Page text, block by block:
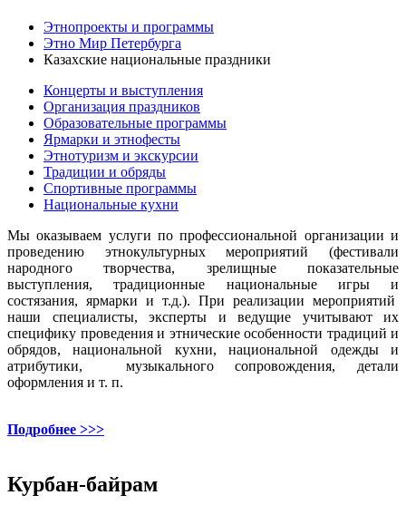
Этнопроекты и программы
Этно Мир Петербурга
Казахские национальные праздники
Концерты и выступления
Организация праздников
Образовательные программы
Ярмарки и этнофесты
Этнотуризм и экскурсии
Традиции и обряды
Спортивные программы
Национальные кухни
Мы оказываем услуги по профессиональной организации и
проведению этнокультурных мероприятий (фестивали
народного творчества, зрелищные показательные
выступления, традиционные национальные игры и
состязания, ярмарки и т.д.). При реализации мероприятий
наши специалисты, эксперты и ведущие учитывают их
специфику проведения и этнические особенности традиций и
обрядов, национальной кухни, национальной одежды и
атрибутики, музыкального сопровождения, детали
оформления и т. п.
Подробнее >>>
Курбан-байрам